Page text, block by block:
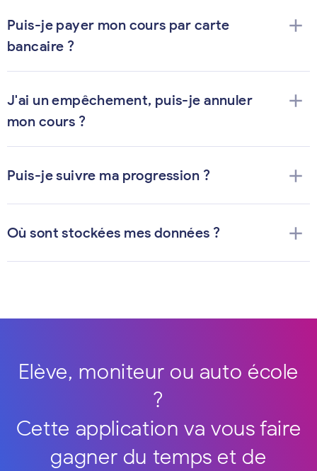
Puis-je payer mon cours par carte
bancaire ?
add
J'ai un empêchement, puis-je annuler
mon cours ?
add
Puis-je suivre ma progression ? add
Où sont stockées mes données ? add
Elève, moniteur ou auto école
?
Cette application va vous faire
gagner du temps et de